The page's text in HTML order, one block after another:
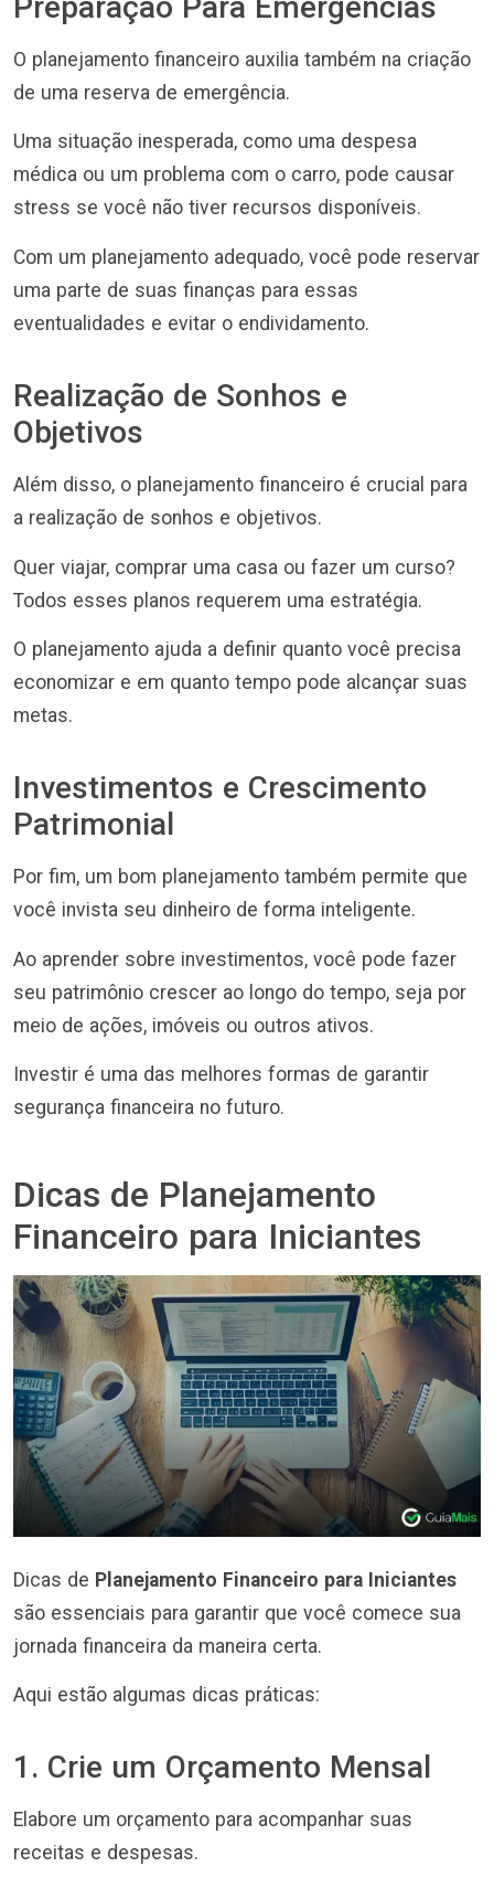
O planejamento financeiro auxilia também na criação
de uma reserva de emergência.
Uma situação inesperada, como uma despesa
médica ou um problema com o carro, pode causar
stress se você não tiver recursos disponíveis.
Com um planejamento adequado, você pode reservar
uma parte de suas finanças para essas
eventualidades e evitar o endividamento.
Realização de Sonhos e
Objetivos
Além disso, o planejamento financeiro é crucial para
a realização de sonhos e objetivos.
Quer viajar, comprar uma casa ou fazer um curso?
Todos esses planos requerem uma estratégia.
O planejamento ajuda a definir quanto você precisa
economizar e em quanto tempo pode alcançar suas
metas.
Investimentos e Crescimento
Patrimonial
Por fim, um bom planejamento também permite que
você invista seu dinheiro de forma inteligente.
Ao aprender sobre investimentos, você pode fazer
seu patrimônio crescer ao longo do tempo, seja por
meio de ações, imóveis ou outros ativos.
Investir é uma das melhores formas de garantir
segurança financeira no futuro.
Dicas de Planejamento
Financeiro para Iniciantes
Dicas de Planejamento Financeiro para Iniciantes
são essenciais para garantir que você comece sua
jornada financeira da maneira certa.
Aqui estão algumas dicas práticas:
1. Crie um Orçamento Mensal
Elabore um orçamento para acompanhar suas
receitas e despesas.